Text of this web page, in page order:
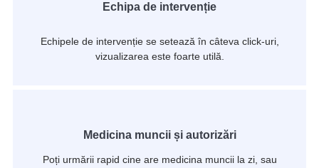
Echipa de intervenție
Echipele de intervenție se setează în câteva click-uri,
vizualizarea este foarte utilă.
Medicina muncii și autorizări
Poți urmării rapid cine are medicina muncii la zi, sau